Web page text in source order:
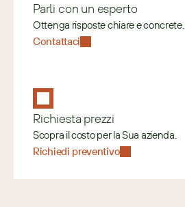
Parli con un esperto
Ottenga risposte chiare e concrete.
Contattaci
Richiesta prezzi
Scopra il costo per la Sua azienda.
Richiedi preventivo